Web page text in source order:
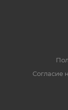
Cогласие